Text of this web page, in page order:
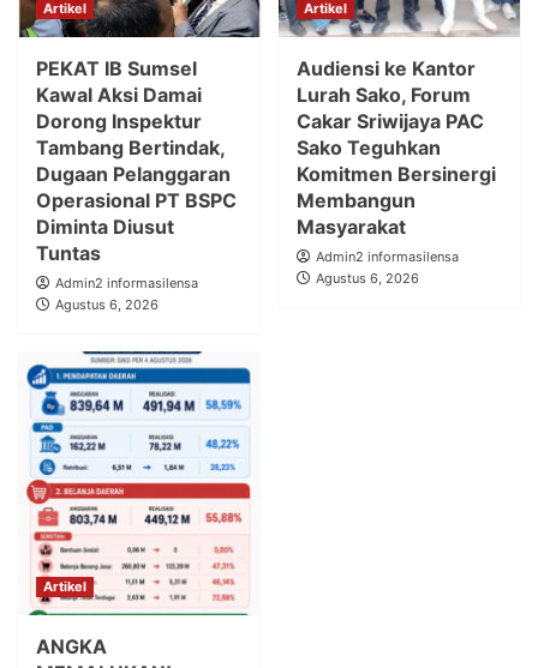
Artikel
PEKAT IB Sumsel
Kawal Aksi Damai
Dorong Inspektur
Tambang Bertindak,
Dugaan Pelanggaran
Operasional PT BSPC
Diminta Diusut
Tuntas
Admin2 informasilensa
Agustus 6, 2026
Artikel
Audiensi ke Kantor
Lurah Sako, Forum
Cakar Sriwijaya PAC
Sako Teguhkan
Komitmen Bersinergi
Membangun
Masyarakat
Admin2 informasilensa
Agustus 6, 2026
Artikel
ANGKA